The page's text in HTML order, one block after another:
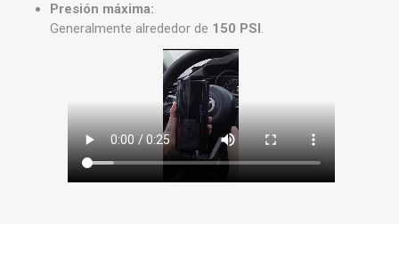
Presión máxima:
Generalmente alrededor de 150 PSI.